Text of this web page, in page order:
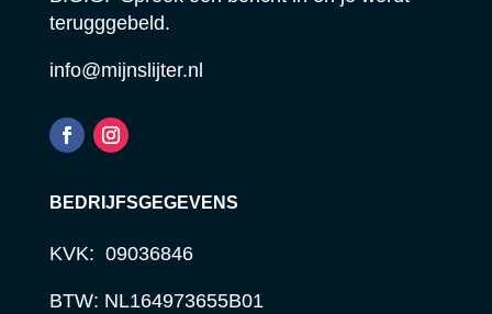
terugggebeld.
info@mijnslijter.nl
BEDRIJFSGEGEVENS
KVK: 09036846
BTW: NL164973655B01